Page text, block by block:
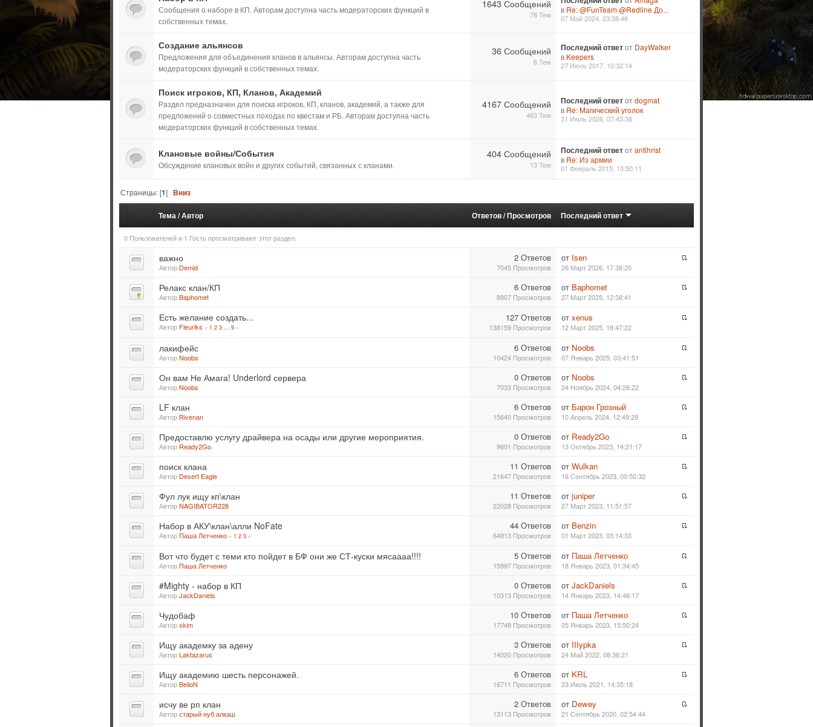
Сообщения о наборе в КП. Авторам доступна часть модераторских функций в
собственных темах.
1643 Сообщений
78 Тем
в Re: @FunTeam @Redline До...
07 Май 2024, 03:38:46
Создание альянсов
Предложения для объединения кланов в альянсы. Авторам доступна часть
модераторских функций в собственных темах.
36 Сообщений
6 Тем
Последний ответот DayWalker
в Keepers
27 Июль 2017, 10:32:14
Поиск игроков, КП, Кланов, Академий
Раздел предназначен для поиска игроков, КП, кланов, академий, а также для
предложений о совместных походах по квестам и РБ. Авторам доступна часть
модераторских функций в собственных темах.
4167 Сообщений
463 Тем
Последний ответотdogmat
в Re: Магический уголок
31 Июль 2026, 07:43:38
Клановые войны/События
Обсуждение клановых войн и других событий, связанных с кланами.
404 Сообщений
13 Тем
Последний ответотantihrist
в Re: Из армии
01 Февраль 2015, 13:50:11
Страницы: [1]Вниз
Тема/Автор Ответов/Просмотров Последний ответ
0 Пользователей и 1 Гость просматривают этот раздел.
важно
Автор Demid
2 Ответов
7045 Просмотров
от Isen
26 Март 2026, 17:38:20
Релакс клан/КП
АвторBaphomet
6 Ответов
8907 Просмотров
от Baphomet
27 Март 2025, 12:38:41
Есть желание создать...
Автор Fleuriks « 1 2 3 ... 9 »
127 Ответов
138159 Просмотров
от xenus
12 Март 2025, 18:47:22
лакифейс
АвторNoobs
6 Ответов
10424 Просмотров
от Noobs
07 Январь 2025, 03:41:51
Он вам Не Амага! Underlord сервера
АвторNoobs
0 Ответов
7033 Просмотров
от Noobs
24 Ноябрь 2024, 04:26:22
LF клан
Автор Rivenan
6 Ответов
15640 Просмотров
от Барон Грозный
10 Апрель 2024, 12:49:29
Предоставлю услугу драйвера на осады или другие мероприятия.
Автор Ready2Go
0 Ответов
9601 Просмотров
от Ready2Go
13 Октябрь 2023, 14:21:17
поиск клана
Автор Desert Eagle
11 Ответов
21647 Просмотров
от Wulkan
16 Сентябрь 2023, 00:50:32
Фул лук ищу кп\клан
АвторNAGIBATOR228
11 Ответов
22028 Просмотров
от juniper
27 Март 2023, 11:51:57
Набор в АКУ\клан\алли NoFate
АвторПаша Летченко « 1 2 3 »
44 Ответов
64913 Просмотров
от Benzin
01 Март 2023, 03:14:33
Вот что будет с теми кто пойдет в БФ они же СТ-куски мясаааа!!!!
АвторПаша Летченко
5 Ответов
15997 Просмотров
от Паша Летченко
18 Январь 2023, 01:34:45
#Mighty - набор в КП
АвторJackDaniels
0 Ответов
10313 Просмотров
от JackDaniels
14 Январь 2023, 14:46:17
Чудобаф
Авторxkim
10 Ответов
17749 Просмотров
от Паша Летченко
05 Январь 2023, 15:50:24
Ищу академку за адену
АвторLaktazarus
3 Ответов
14020 Просмотров
от IIIypka
24 Май 2022, 08:36:21
Ищу академию шесть персонажей.
АвторBelioN
6 Ответов
16711 Просмотров
от KRL
23 Июль 2021, 14:35:18
исчу ве рп клан
Авторстарый нуб алкаш
2 Ответов
13113 Просмотров
от Dewey
21 Сентябрь 2020, 02:54:44